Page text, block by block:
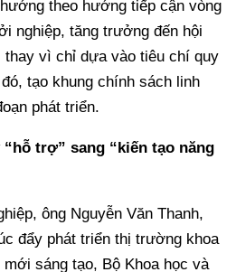
theo hướng tiếp cận vòng
nghiệp, tăng trưởng đến hội
thay vì chỉ dựa vào tiêu chí quy
tạo khung chính sách linh
phát triển.
trợ” sang “kiến tạo năng
ông Nguyễn Văn Thanh,
đẩy phát triển thị trường khoa
sáng tạo, Bộ Khoa học và